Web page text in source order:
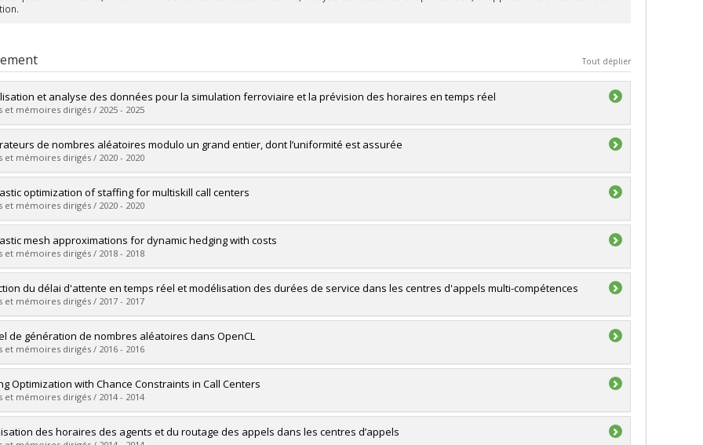
Tout déplier
et analyse des données pour la simulation ferroviaire et la prévision des horaires en temps réel
et mémoires dirigés / 2025 - 2025
: Côté, Hugo
Doctorat
obtenu :Ph. D.
le document dans Papyrus
de nombres aléatoires modulo un grand entier, dont l’uniformité est assurée
et mémoires dirigés / 2020 - 2020
:Savard, Marc-Antoine
Maîtrise
obtenu :M. Sc.
le document dans Papyrus
optimization of staffing for multiskill call centers
et mémoires dirigés / 2020 - 2020
:Ta, Thuy Anh
Doctorat
obtenu :Ph. D.
le document dans Papyrus
mesh approximations for dynamic hedging with costs
et mémoires dirigés / 2018 - 2018
: Tremblay, Pierre-Alexandre
Doctorat
obtenu :Ph. D.
le document dans Papyrus
du délai d'attente en temps réel et modélisation des durées de service dans les centres d'appels multi-compétences
et mémoires dirigés / 2017 - 2017
:Thiongane, Mamadou
Doctorat
obtenu :Ph. D.
le document dans Papyrus
de génération de nombres aléatoires dans OpenCL
et mémoires dirigés / 2016 - 2016
:Kemerchou, Nabil
Maîtrise
obtenu :M. Sc.
le document dans Papyrus
Optimization with Chance Constraints in Call Centers
et mémoires dirigés / 2014 - 2014
: Ta, Thuy Anh
des horaires des agents et du routage des appels dans les centres d’appels